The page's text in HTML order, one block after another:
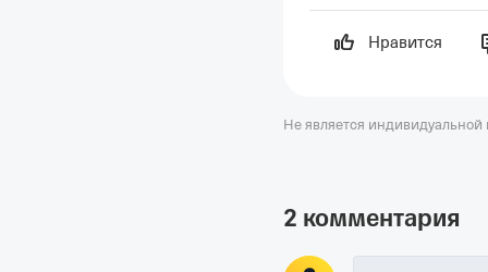
Нравится
Не является
2 комментария